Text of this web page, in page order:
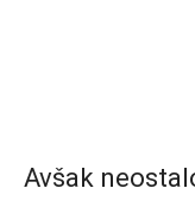
Avšak